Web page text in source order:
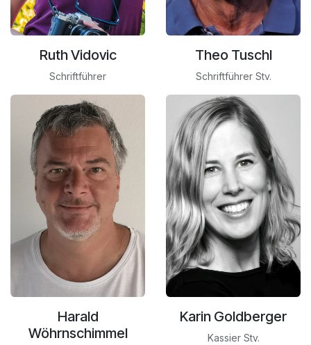
Ruth Vidovic
Schriftführer
Theo Tuschl
Schriftführer Stv.
Harald
Wöhrnschimmel
Karin Goldberger
Kassier Stv.